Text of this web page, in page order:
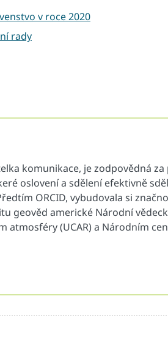
v roce 2020
rady
komunikace, je zodpovědná
oslovení a sdělení efektivně
ORCID, vybudovala si
geověd americké Národní
atmosféry (UCAR) a Národním